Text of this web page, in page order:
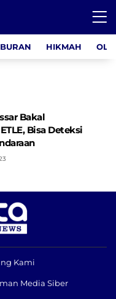
HIKMAH
Bakal
Bisa Deteksi
Kami
Media Siber